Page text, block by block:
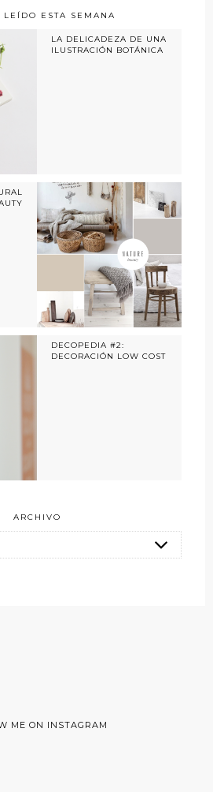
LEÍDO ESTA SEMANA
LA DELICADEZA DE UNA
ILUSTRACIÓN BOTÁNICA
DECOPEDIA #2:
DECORACIÓN LOW COST
ARCHIVO
ME ON INSTAGRAM